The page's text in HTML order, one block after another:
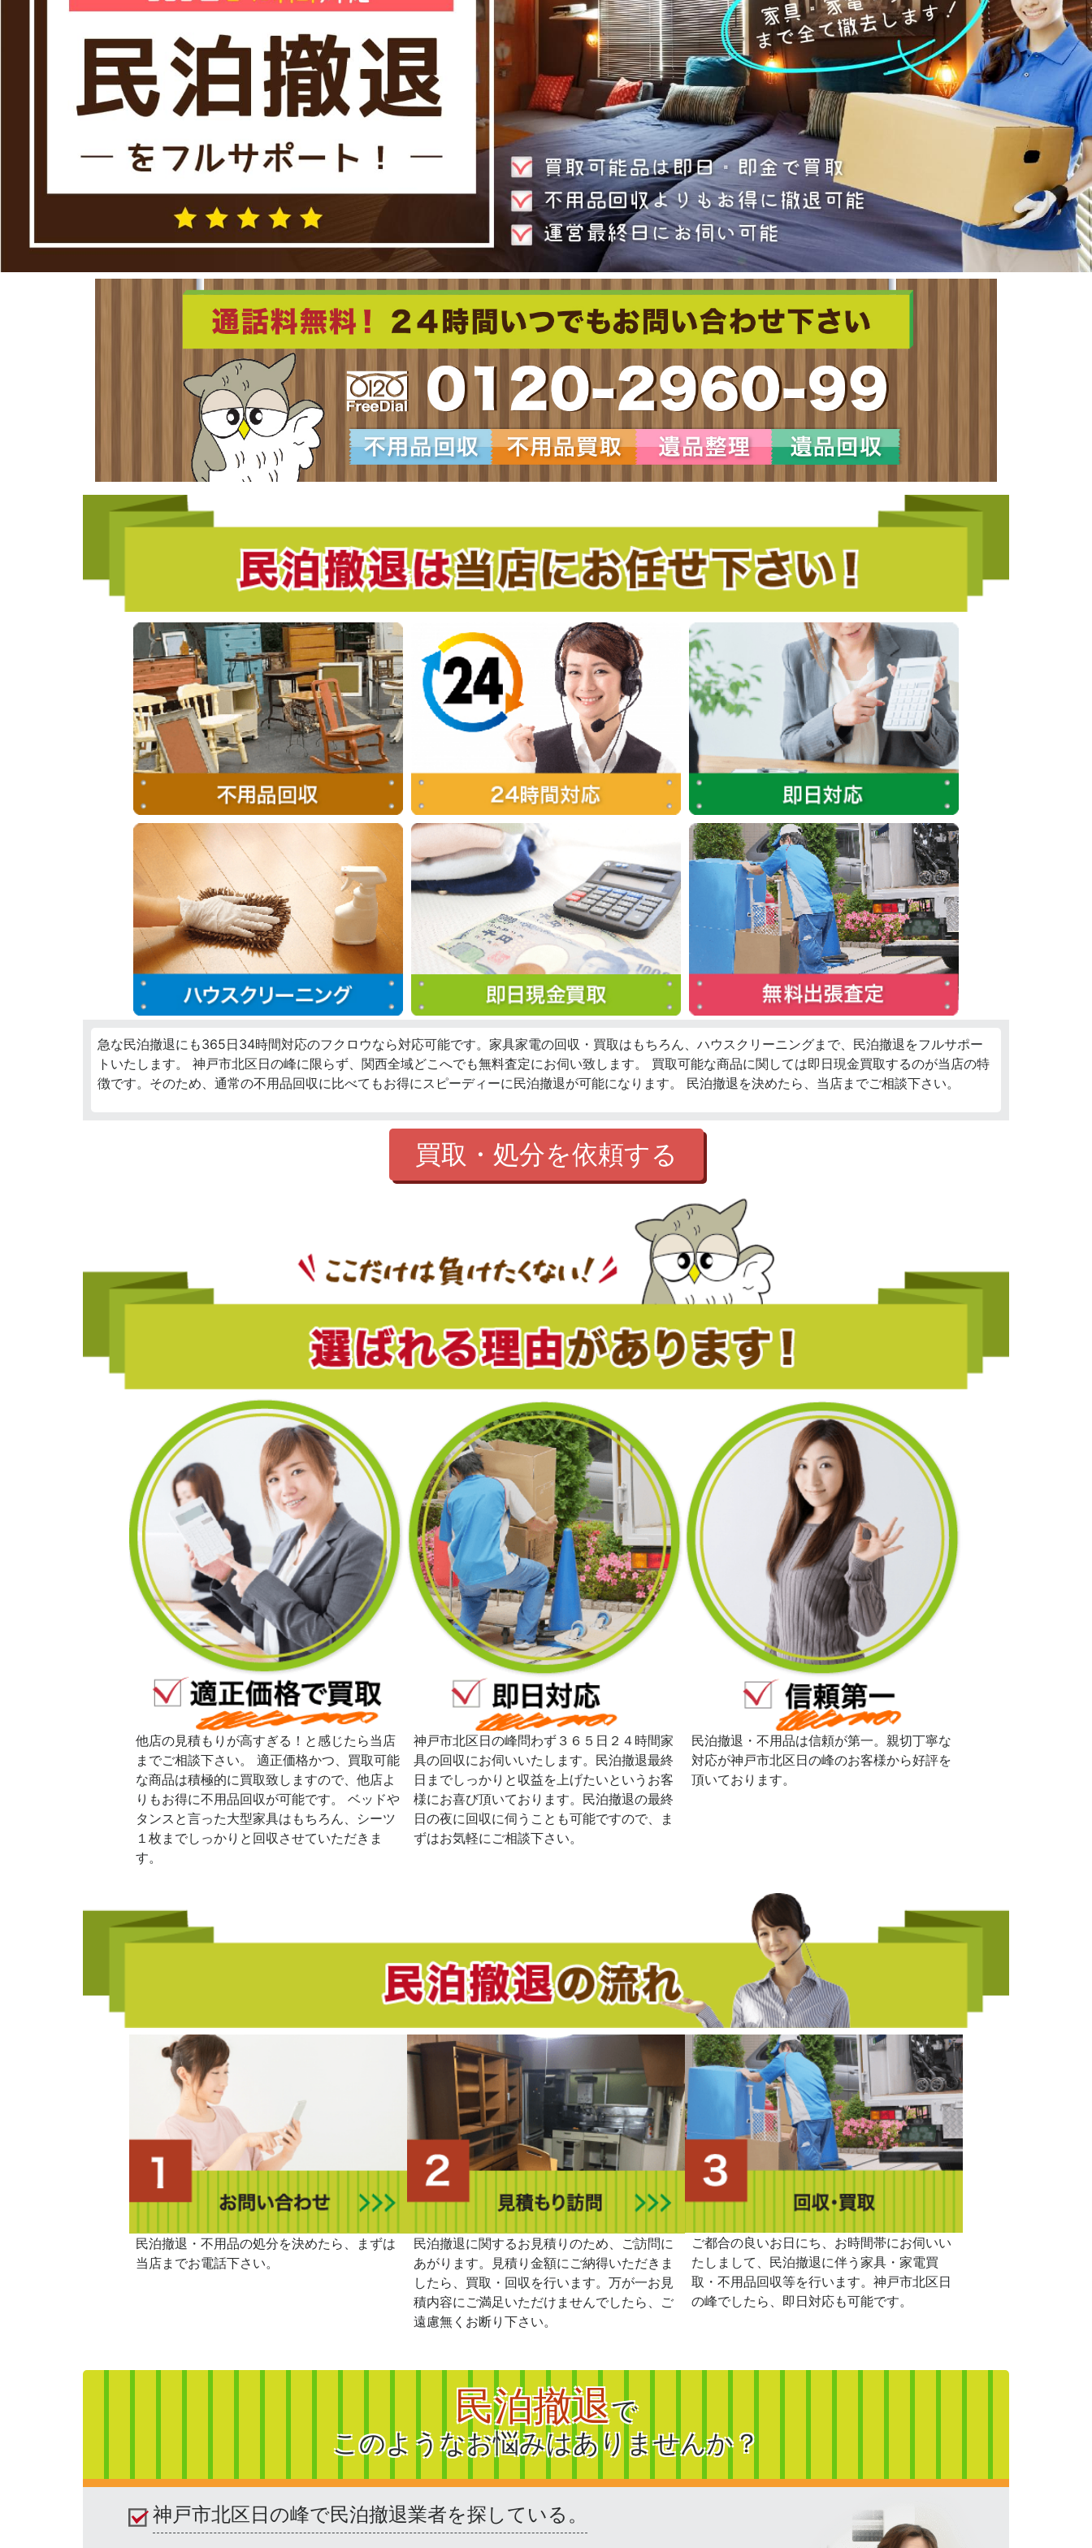
急な民泊撤退にも365日34時間対応のフクロウなら対応可能です。家具家電の回収・買取はもちろん、ハウスクリーニングまで、民泊撤退をフルサポー
トいたします。 神戸市北区日の峰に限らず、関西全域どこへでも無料査定にお伺い致します。 買取可能な商品に関しては即日現金買取するのが当店の特
徴です。そのため、通常の不用品回収に比べてもお得にスピーディーに民泊撤退が可能になります。 民泊撤退を決めたら、当店までご相談下さい。
買取・処分を依頼する
他店の見積もりが高すぎる！と感じたら当店
までご相談下さい。 適正価格かつ、買取可能
な商品は積極的に買取致しますので、他店よ
りもお得に不用品回収が可能です。 ベッドや
タンスと言った大型家具はもちろん、シーツ
１枚までしっかりと回収させていただきま
す。
神戸市北区日の峰問わず３６５日２４時間家
具の回収にお伺いいたします。民泊撤退最終
日までしっかりと収益を上げたいというお客
様にお喜び頂いております。民泊撤退の最終
日の夜に回収に伺うことも可能ですので、ま
ずはお気軽にご相談下さい。
民泊撤退・不用品は信頼が第一。親切丁寧な
対応が神戸市北区日の峰のお客様から好評を
頂いております。
民泊撤退・不用品の処分を決めたら、まずは
当店までお電話下さい。
民泊撤退に関するお見積りのため、ご訪問に
あがります。見積り金額にご納得いただきま
したら、買取・回収を行います。万が一お見
積内容にご満足いただけませんでしたら、ご
遠慮無くお断り下さい。
ご都合の良いお日にち、お時間帯にお伺いい
たしまして、民泊撤退に伴う家具・家電買
取・不用品回収等を行います。神戸市北区日
の峰でしたら、即日対応も可能です。
民泊撤退で
このようなお悩みはありませんか？
神戸市北区日の峰で民泊撤退業者を探している。